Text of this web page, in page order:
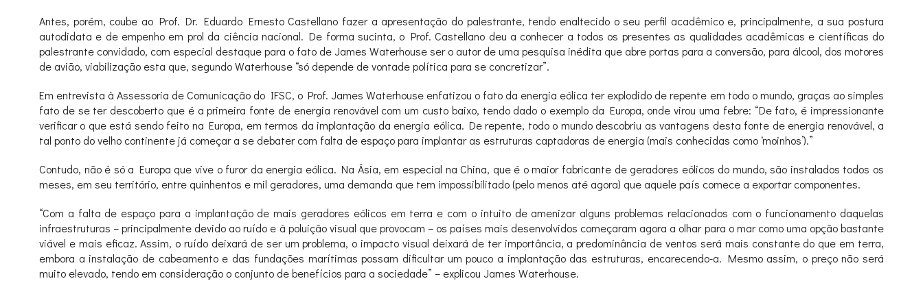
Antes, porém, coube ao Prof. Dr. Eduardo Ernesto Castellano fazer a apresentação do palestrante, tendo enaltecido o seu perfil acadêmico e, principalmente, a sua postura
autodidata e de empenho em prol da ciência nacional. De forma sucinta, o Prof. Castellano deu a conhecer a todos os presentes as qualidades acadêmicas e científicas do
palestrante convidado, com especial destaque para o fato de James Waterhouse ser o autor de uma pesquisa inédita que abre portas para a conversão, para álcool, dos motores
de avião, viabilização esta que, segundo Waterhouse “só depende de vontade política para se concretizar”.
Em entrevista à Assessoria de Comunicação do IFSC, o Prof. James Waterhouse enfatizou o fato da energia eólica ter explodido de repente em todo o mundo, graças ao simples
fato de se ter descoberto que é a primeira fonte de energia renovável com um custo baixo, tendo dado o exemplo da Europa, onde virou uma febre: “De fato, é impressionante
verificar o que está sendo feito na Europa, em termos da implantação da energia eólica. De repente, todo o mundo descobriu as vantagens desta fonte de energia renovável, a
tal ponto do velho continente já começar a se debater com falta de espaço para implantar as estruturas captadoras de energia (mais conhecidas como ‘moinhos’).”
Contudo, não é só a Europa que vive o furor da energia eólica. Na Ásia, em especial na China, que é o maior fabricante de geradores eólicos do mundo, são instalados todos os
meses, em seu território, entre quinhentos e mil geradores, uma demanda que tem impossibilitado (pelo menos até agora) que aquele país comece a exportar componentes.
“Com a falta de espaço para a implantação de mais geradores eólicos em terra e com o intuito de amenizar alguns problemas relacionados com o funcionamento daquelas
infraestruturas – principalmente devido ao ruído e à poluição visual que provocam – os países mais desenvolvidos começaram agora a olhar para o mar como uma opção bastante
viável e mais eficaz. Assim, o ruído deixará de ser um problema, o impacto visual deixará de ter importância, a predominância de ventos será mais constante do que em terra,
embora a instalação de cabeamento e das fundações marítimas possam dificultar um pouco a implantação das estruturas, encarecendo-a. Mesmo assim, o preço não será
muito elevado, tendo em consideração o conjunto de benefícios para a sociedade” – explicou James Waterhouse.